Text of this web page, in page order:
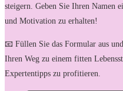
steigern. Geben Sie Ihren Namen
und Motivation zu erhalten!
📧 Füllen Sie das Formular aus
Ihren Weg zu einem fitten
Expertentipps zu profitieren.